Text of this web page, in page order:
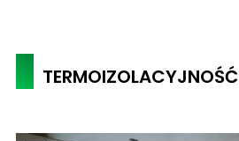
TERMOIZOLACYJNOŚĆ